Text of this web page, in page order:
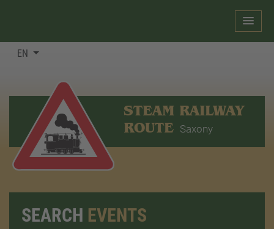
EN
STEAM RAILWAY
ROUTE Saxony
SEARCH EVENTS